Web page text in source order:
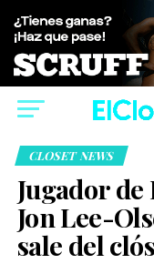
CLOSET NEWS
Jugador
Jon Lee-
sale del